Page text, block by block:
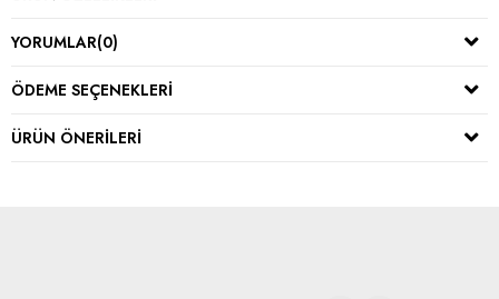
YORUMLAR(0)
ÖDEME SEÇENEKLERI
ÜRÜN ÖNERILERI